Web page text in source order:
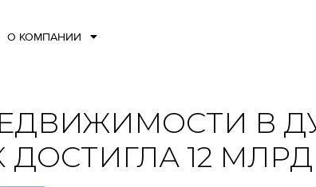
О КОМПАНИИ
В
ДОСТИГЛА 12